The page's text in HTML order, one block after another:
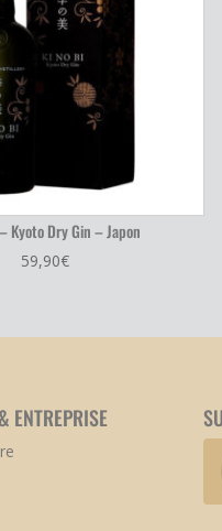
Kyoto Dry Gin – Japon
59,90€
ENTREPRISE